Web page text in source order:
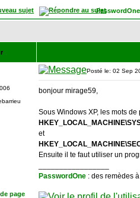
Posté le: 02 Sep
bonjour mirage59,
Sous Windows XP, les mots
et
Ensuite il te faut utiliser un
PasswordOne : des remèdes
page